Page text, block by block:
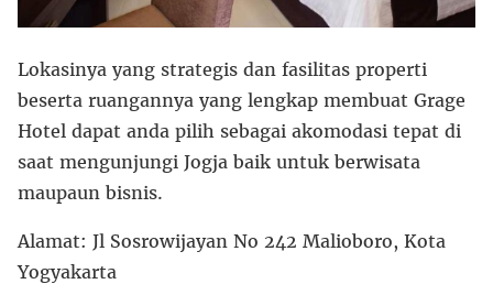
Lokasinya yang strategis dan fasilitas properti
beserta ruangannya yang lengkap membuat Grage
Hotel dapat anda pilih sebagai akomodasi tepat di
saat mengunjungi Jogja baik untuk berwisata
maupaun bisnis.
Alamat: Jl Sosrowijayan No 242 Malioboro, Kota
Yogyakarta